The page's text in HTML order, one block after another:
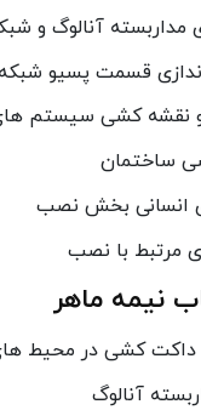
آنالوگ و
قسمت پسیو شبکه
و نقشه کشی سیستم
ساختمان
انسانی بخش نصب
مرتبط با نصب
نیمه ماهر
کشی در محیط
آنالوگ